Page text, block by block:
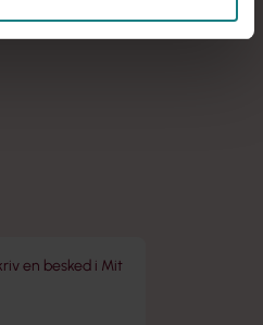
en besked i Mit